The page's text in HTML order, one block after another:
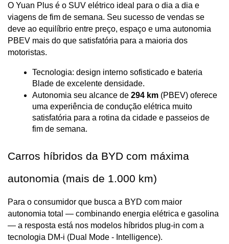
O Yuan Plus é o SUV elétrico ideal para o dia a dia e
viagens de fim de semana. Seu sucesso de vendas se
deve ao equilíbrio entre preço, espaço e uma autonomia
PBEV mais do que satisfatória para a maioria dos
motoristas.
Tecnologia: design interno sofisticado e bateria
Blade de excelente densidade.
Autonomia seu alcance de 294 km (PBEV) oferece
uma experiência de condução elétrica muito
satisfatória para a rotina da cidade e passeios de
fim de semana.
Carros híbridos da BYD com máxima
autonomia (mais de 1.000 km)
Para o consumidor que busca a BYD com maior
autonomia total — combinando energia elétrica e gasolina
— a resposta está nos modelos híbridos plug-in com a
tecnologia DM-i (Dual Mode - Intelligence).